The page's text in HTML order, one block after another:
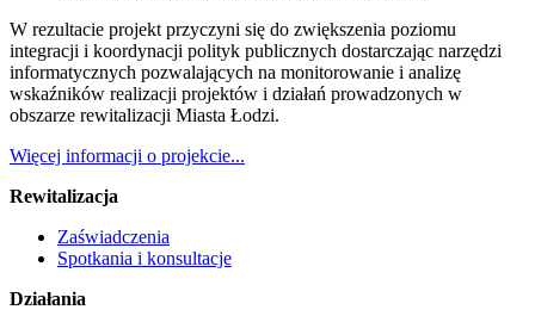
W rezultacie projekt przyczyni się do zwiększenia poziomu
integracji i koordynacji polityk publicznych dostarczając narzędzi
informatycznych pozwalających na monitorowanie i analizę
wskaźników realizacji projektów i działań prowadzonych w
obszarze rewitalizacji Miasta Łodzi.
Więcej informacji o projekcie...
Rewitalizacja
Zaświadczenia
Spotkania i konsultacje
Działania